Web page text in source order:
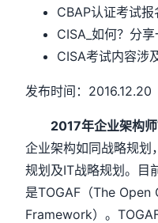
CBAP认证考试
CISA_如何？分
CISA考试内容涉
发布时间：2016.12.20
2017年企业架构
企业架构如同战略规划
规划及IT战略规划。目
是TOGAF（The
Framework）。